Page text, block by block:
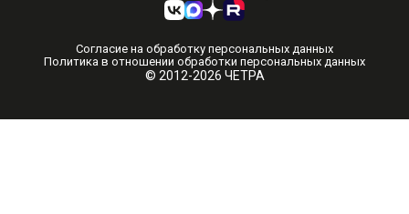
© 2012-2026 ЧЕТРА
Согласие на обработку персональных данных
Политика в отношении обработки персональных данных